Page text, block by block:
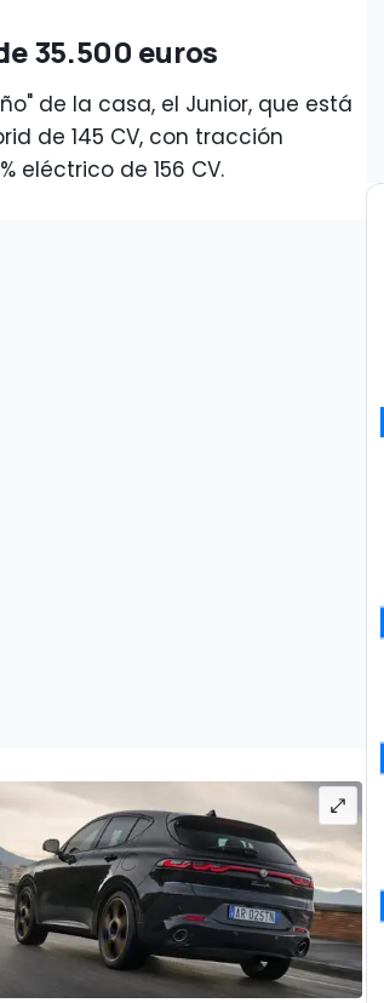
35.500 euros
de la casa, el Junior, que está
de 145 CV, con tracción
eléctrico de 156 CV.